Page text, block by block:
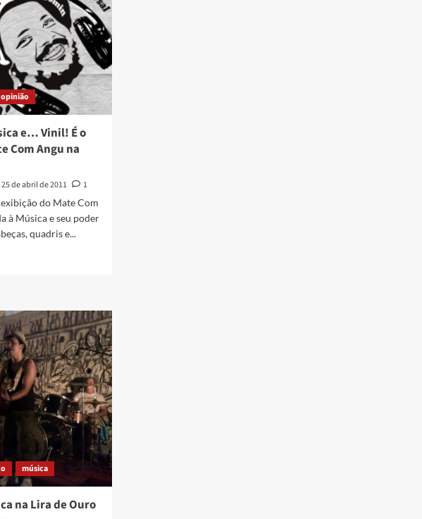
e… Vinil! É o
Com Angu na
25 de abril de 2011
1
do Mate Com
à Música e seu poder
quadris e...
música
na Lira de Ouro